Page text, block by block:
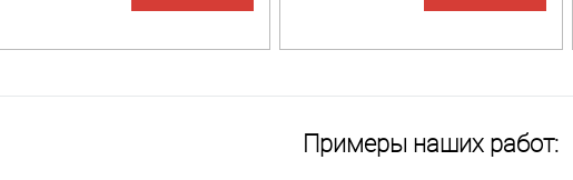
Примеры наших работ: